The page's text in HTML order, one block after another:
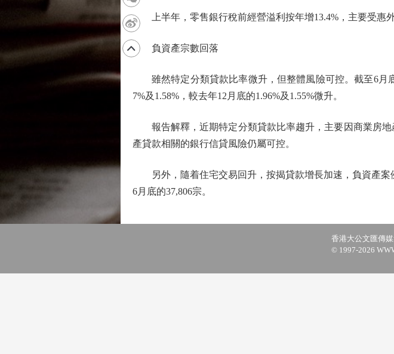
上半年，零售銀行稅前經營溢利按年增13.4%，主要受惠外
負資產宗數回落
雖然特定分類貸款比率微升，但整體風險可控。截至6月
7%及1.58%，較去年12月底的1.96%及1.55%微升。
報告解釋，近期特定分類貸款比率趨升，主要因商業房地
產貸款相關的銀行信貸風險仍屬可控。
另外，隨着住宅交易回升，按揭貸款增長加速，負資產案
6月底的37,806宗。
香港大公文匯傳
© 1997-2026